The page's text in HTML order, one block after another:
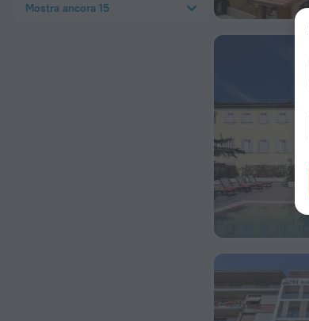
Mostra ancora 15